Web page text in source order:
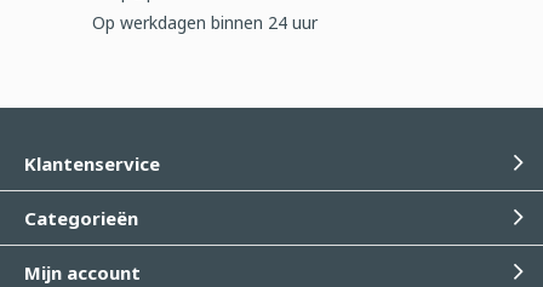
Op werkdagen binnen 24 uur
Klantenservice
Categorieën
Mijn account